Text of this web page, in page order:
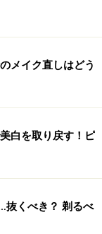
ュラルコン
が目の下のクマ
ない事もありま
メイク直しはどう
白を取り戻す！ピ
抜くべき？ 剃るべ